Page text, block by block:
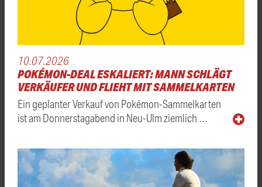
10.07.2026
POKÉMON-DEAL ESKALIERT: MANN SCHLÄGT
VERKÄUFER UND FLIEHT MIT SAMMELKARTEN
Ein geplanter Verkauf von Pokémon-Sammelkarten
ist am Donnerstagabend in Neu-Ulm ziemlich …